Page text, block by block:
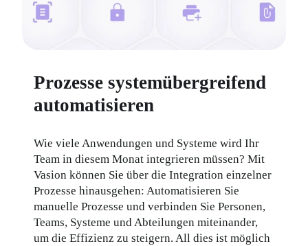
Prozesse systemübergreifend
automatisieren
Wie viele Anwendungen und Systeme wird Ihr
Team in diesem Monat integrieren müssen? Mit
Vasion können Sie über die Integration einzelner
Prozesse hinausgehen: Automatisieren Sie
manuelle Prozesse und verbinden Sie Personen,
Teams, Systeme und Abteilungen miteinander,
um die Effizienz zu steigern. All dies ist möglich